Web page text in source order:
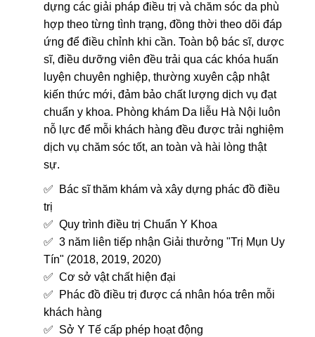
dựng các giải pháp điều trị và chăm sóc da phù
hợp theo từng tình trạng, đồng thời theo dõi đáp
ứng để điều chỉnh khi cần. Toàn bộ bác sĩ, dược
sĩ, điều dưỡng viên đều trải qua các khóa huấn
luyện chuyên nghiệp, thường xuyên cập nhật
kiến thức mới, đảm bảo chất lượng dịch vụ đạt
chuẩn y khoa. Phòng khám Da liễu Hà Nội luôn
nỗ lực để mỗi khách hàng đều được trải nghiệm
dịch vụ chăm sóc tốt, an toàn và hài lòng thật
sự.
Bác sĩ thăm khám và xây dựng phác đồ điều
trị
Quy trình điều trị Chuẩn Y Khoa
3 năm liên tiếp nhận Giải thưởng "Trị Mụn Uy
Tín" (2018, 2019, 2020)
Cơ sở vật chất hiện đại
Phác đồ điều trị được cá nhân hóa trên mỗi
khách hàng
Sở Y Tế cấp phép hoạt động